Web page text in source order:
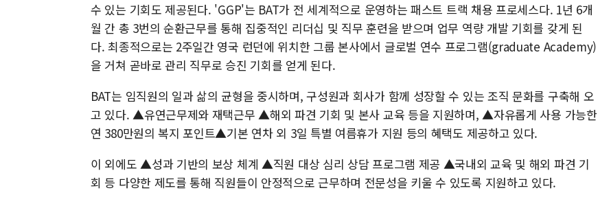
수 있는 기회도 제공된다. 'GGP'는 BAT가 전 세계적으로 운영하는 패스트 트랙 채용 프로세스다. 1년 6개
월 간 총 3번의 순환근무를 통해 집중적인 리더십 및 직무 훈련을 받으며 업무 역량 개발 기회를 갖게 된
다. 최종적으로는 2주일간 영국 런던에 위치한 그룹 본사에서 글로벌 연수 프로그램(graduate Academy)
을 거쳐 곧바로 관리 직무로 승진 기회를 얻게 된다.
BAT는 임직원의 일과 삶의 균형을 중시하며, 구성원과 회사가 함께 성장할 수 있는 조직 문화를 구축해 오
고 있다. ▲유연근무제와 재택근무 ▲해외 파견 기회 및 본사 교육 등을 지원하며, ▲자유롭게 사용 가능한
연 380만원의 복지 포인트▲기본 연차 외 3일 특별 여름휴가 지원 등의 혜택도 제공하고 있다.
이 외에도 ▲성과 기반의 보상 체계 ▲직원 대상 심리 상담 프로그램 제공 ▲국내외 교육 및 해외 파견 기
회 등 다양한 제도를 통해 직원들이 안정적으로 근무하며 전문성을 키울 수 있도록 지원하고 있다.